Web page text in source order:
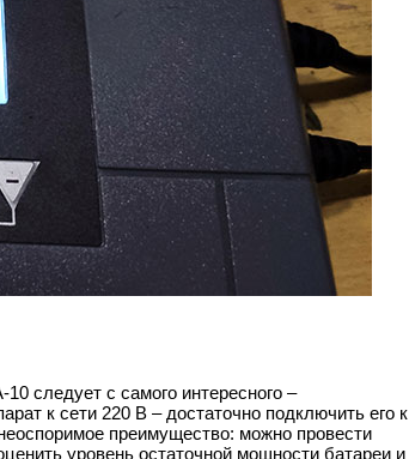
следует с самого интересного –
к сети 220 В – достаточно подключить его к
преимущество: можно провести
уровень остаточной мощности батареи и